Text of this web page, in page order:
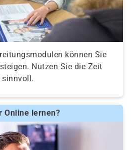
können Sie
Nutzen Sie die Zeit
sinnvoll.
Online lernen?